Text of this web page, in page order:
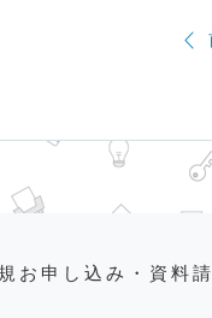
お申し込み・資料